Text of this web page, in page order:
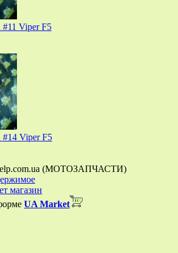
Viper F5
Viper F5
(МОТОЗАПЧАСТИ)
магазин
UA Market